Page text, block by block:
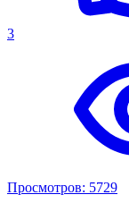
3
Просмотров: 5729